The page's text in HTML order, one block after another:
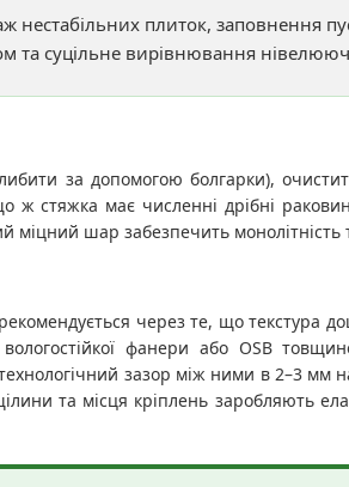
нестабільних плиток, заповнення
та суцільне вирівнювання
за допомогою болгарки),
стяжка має численні дрібні
шар забезпечить монолітність
через те, що текстура
фанери або OSB
зазор між ними в 2–3 мм
та місця кріплень заробляють